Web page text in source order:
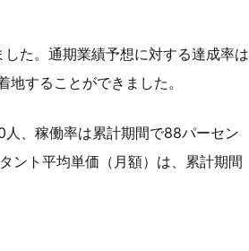
た。通期業績予想に対する達成率は
することができました。
、稼働率は累計期間で88パーセン
ント平均単価（月額）は、累計期間